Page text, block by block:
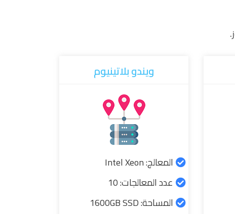
ويندو بلاتينيوم
المعالج: Intel Xeon
عدد المعالجات: 10
المساحة: 1600GB SSD